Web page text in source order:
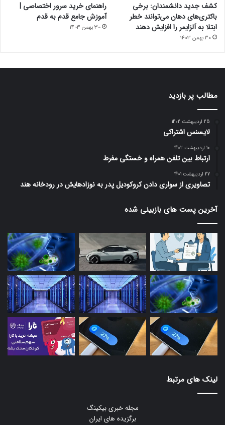
کشف جدید دانشمندان: برخی
باکتری‌های دهان می‌توانند خطر
ابتلا به آلزایمر را افزایش دهند
30 بهمن 1403
راهنمای خرید سرور اختصاصی |
آموزش جامع قدم به قدم
30 بهمن 1403
مطالب پر بازدید
25 اردیبهشت 1402
لایسنس اشتراکی
10 اردیبهشت 1402
ارتباط بین تلفن همراه و خستگی مفرط
27 اردیبهشت 1401
تصاویری از سواری دادن کروکودیل پدر به نوزادهایش در رودخانه هند
آخرین پست های بازبینی شده
لینک های مرتبط
مجله خبری بیکینگ
برگزیده های ایران